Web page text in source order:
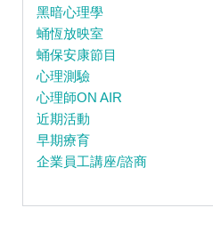
黑暗心理學
蛹恆放映室
蛹保安康節目
心理測驗
心理師ON AIR
近期活動
早期療育
企業員工講座/諮商